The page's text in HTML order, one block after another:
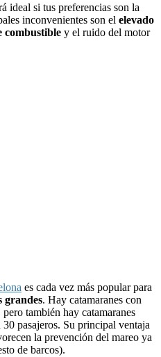
ideal si tus preferencias son la
inconvenientes son el elevado
combustible y el ruido del motor
es cada vez más popular para
grandes. Hay catamaranes con
también hay catamaranes
pasajeros. Su principal ventaja
la prevención del mareo ya
de barcos).